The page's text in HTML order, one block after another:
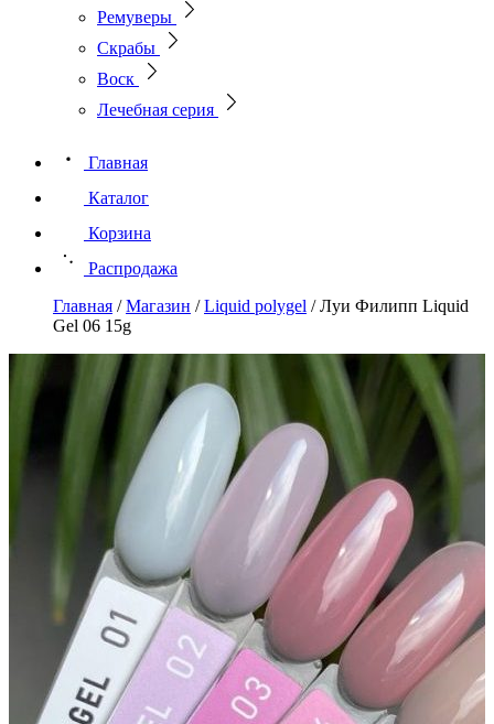
Ремуверы
Скрабы
Воск
Лечебная серия
Главная
Каталог
Корзина
Распродажа
Главная /Магазин /Liquid polygel /Луи Филипп Liquid
Gel 06 15g